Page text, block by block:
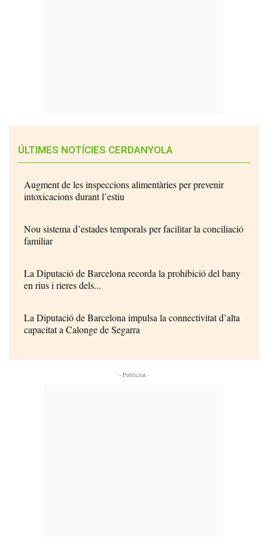
ÚLTIMES NOTÍCIES CERDANYOLA
Augment de les inspeccions alimentàries per prevenir
intoxicacions durant l’estiu
Nou sistema d’estades temporals per facilitar la conciliació
familiar
La Diputació de Barcelona recorda la prohibició del bany
en rius i rieres dels...
La Diputació de Barcelona impulsa la connectivitat d’alta
capacitat a Calonge de Segarra
- Publicitat -